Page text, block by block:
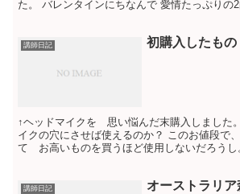
た。 バレンタインにちなんで 愛情たっぷりの2
講師日記 初購入したもの
↑ヘッドマイクを 思い悩んだ末購入しました
イクの穴にさせば使えるのか？ このお値段で
て お高いものを買うほど使用しないだろうし
講師日記
オーストラリ